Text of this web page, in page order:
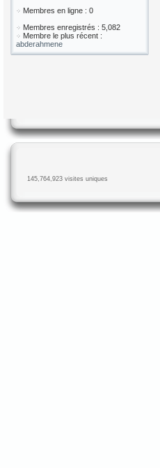
Membres en ligne : 0
Membres enregistrés : 5,082
Membre le plus récent :
abderahmene
145,764,923 visites uniques